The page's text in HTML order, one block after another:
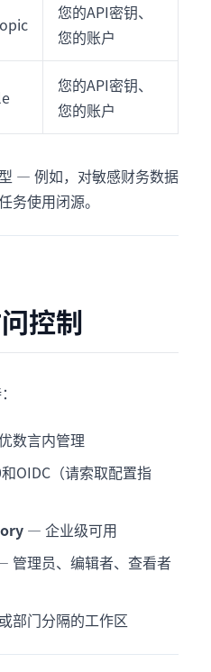
您的API密钥、
您的账户
您的API密钥、
您的账户
— 例如，对敏感财务数据
务使用闭源。
控制
数言内管理
OIDC（请索取配置指
— 企业级可用
管理员、编辑者、查看者
部门分隔的工作区